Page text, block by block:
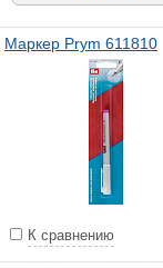
Маркер Prym 611810
К сравнению